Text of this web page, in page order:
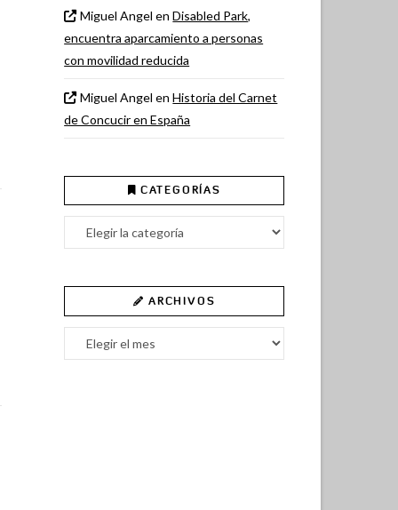
Miguel Angel enDisabled Park,
encuentra aparcamiento a personas
con movilidad reducida
Miguel Angel enHistoria del Carnet
de Concucir en España
CATEGORÍAS
Categorías
ARCHIVOS
Archivos